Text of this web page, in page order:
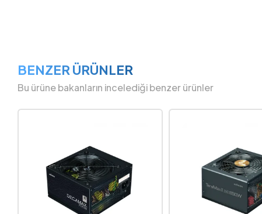
BENZER ÜRÜNLER
Bu ürüne bakanların incelediği benzer ürünler